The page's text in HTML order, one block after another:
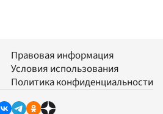
Правовая информация
Условия использования
Политика конфиденциальности